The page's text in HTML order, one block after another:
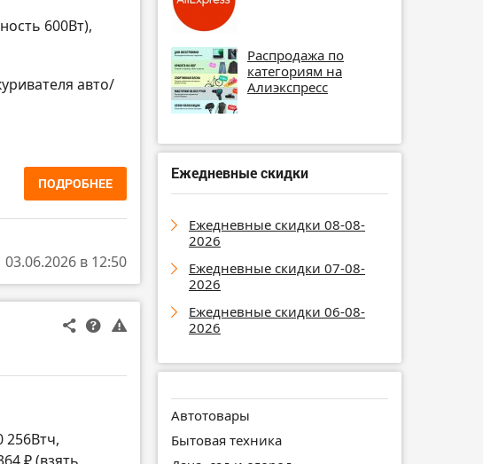
600Вт),
авто/
ПОДРОБНЕЕ
03.06.2026 в 12:50
256Втч,
Распродажа по
категориям на
Алиэкспресс
Ежедневные скидки
Ежедневные скидки 08-08-
2026
Ежедневные скидки 07-08-
2026
Ежедневные скидки 06-08-
2026
Автотовары
Бытовая техника